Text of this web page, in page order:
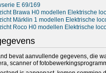
E 69/169
Brawa H0 modellen Elektrische
Märklin 1 modellen Elektrische
Roco H0 modellen Elektrische
bevat aanvullende gegevens, die
scanner of